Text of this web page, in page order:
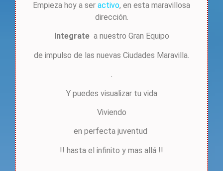
Empieza hoy a ser activo, en esta maravillosa
dirección.
Integratea nuestro Gran Equipo
de impulso de las nuevas Ciudades Maravilla.
.
Y puedes visualizar tu vida
Viviendo
en perfecta juventud
!! hasta el infinito y mas allá !!